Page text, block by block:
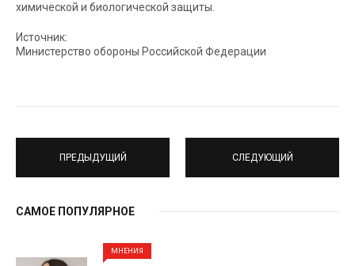
химической и биологической защиты.
Источник:
Министерство обороны Российской Федерации
ПРЕДЫДУЩИЙ СЛЕДУЮЩИЙ
САМОЕ ПОПУЛЯРНОЕ
МНЕНИЯ